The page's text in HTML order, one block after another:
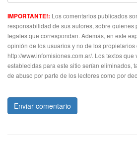
IMPORTANTE!: Los comentarios publicados
responsabilidad de sus autores, sobre
legales que correspondan. Además, en este
opinión de los usuarios y no de los propietarios
http://www.infomisiones.com.ar/. Los textos
establecidas para este sitio serían eliminados,
de abuso por parte de los lectores como por
Enviar comentario